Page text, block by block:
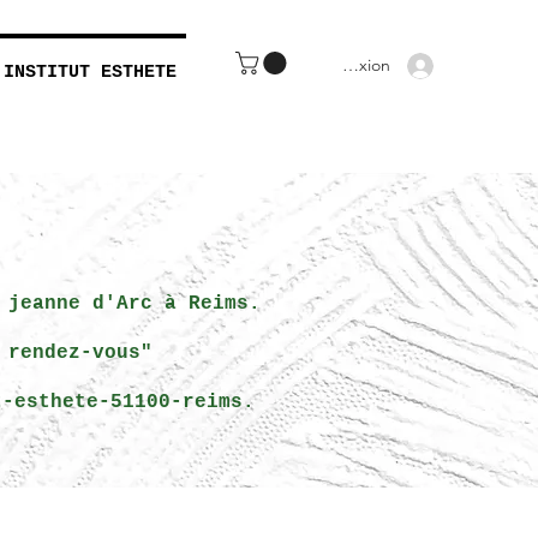
INSTITUT ESTHETE Connexion
d'Arc à Reims.
vous"
51100-reims.